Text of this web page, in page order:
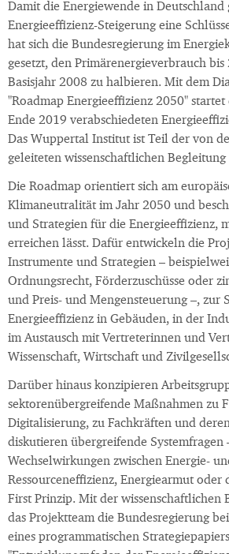
Damit die Energiewende in
Energieeffizienz-Steigerung eine
hat sich die Bundesregierung im
gesetzt, den Primärenergieverbrauch
Basisjahr 2008 zu halbieren. Mit dem
"Roadmap Energieeffizienz 2050"
Ende 2019 verabschiedeten
Das Wuppertal Institut ist Teil der von
geleiteten wissenschaftlichen Begleitung
Die Roadmap orientiert sich am
Klimaneutralität im Jahr 2050 und
und Strategien für die Energieeffizienz,
erreichen lässt. Dafür entwickeln die
Instrumente und Strategien –
Ordnungsrecht, Förderzuschüsse oder
und Preis- und Mengensteuerung –, zur
Energieeffizienz in Gebäuden, in der
im Austausch mit Vertreterinnen und
Wissenschaft, Wirtschaft und
Darüber hinaus konzipieren
sektorenübergreifende Maßnahmen zu
Digitalisierung, zu Fachkräften und
diskutieren übergreifende Systemfragen
Wechselwirkungen zwischen Energie-
Ressourceneffizienz, Energiearmut oder
First Prinzip. Mit der wissenschaftlichen
das Projektteam die Bundesregierung
eines programmatischen